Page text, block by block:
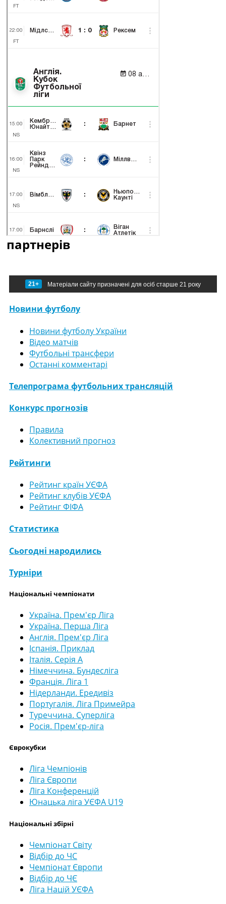
партнерів
21+ Матеріали сайту призначені для осіб старше 21 року
Новини футболу
Новини футболу України
Відео матчів
Футбольні трансфери
Останні комментарі
Телепрограма футбольних трансляцій
Конкурс прогнозів
Правила
Колективний прогноз
Рейтинги
Рейтинг країн УЄФА
Рейтинг клубів УЄФА
Рейтинг ФІФА
Статистика
Сьогодні народились
Турніри
Національні чемпіонати
Україна. Прем'єр Ліга
Україна. Перша Ліга
Англія. Прем'єр Ліга
Іспанія. Приклад
Італія. Серія А
Німеччина. Бундесліга
Франція. Ліга 1
Нідерланди. Ередивіз
Португалія. Ліга Примейра
Туреччина. Суперліга
Росія. Прем'єр-ліга
Єврокубки
Ліга Чемпіонів
Ліга Європи
Ліга Конференцій
Юнацька ліга УЄФА U19
Національні збірні
Чемпіонат Світу
Відбір до ЧС
Чемпіонат Європи
Відбір до ЧЄ
Ліга Націй УЄФА